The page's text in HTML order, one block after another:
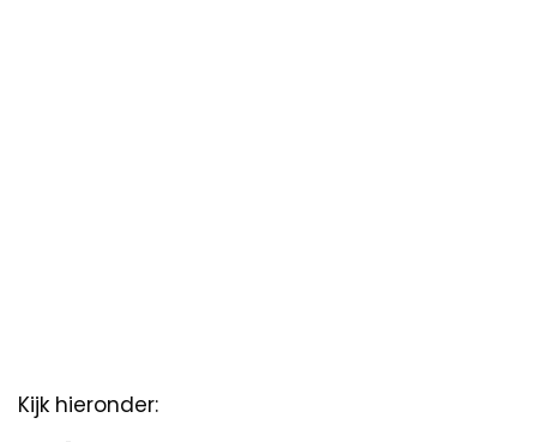
Kijk hieronder: